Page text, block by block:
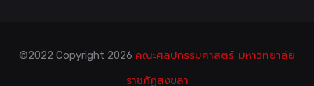
©2022 Copyright 2026 คณะศิลปกรรมศาสตร์ มหาวิทยาลัย
ราชภัฏสงขลา